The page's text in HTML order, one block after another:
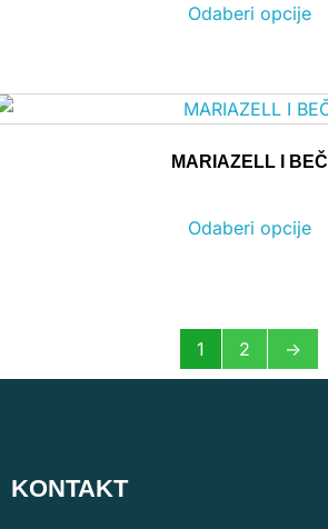
Odaberi opcije
MARIAZELL I BEČ
Odaberi opcije
1 2 →
KONTAKT